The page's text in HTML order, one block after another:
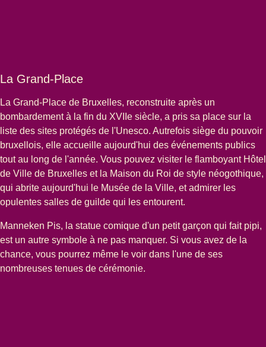
La Grand-Place
La Grand-Place de Bruxelles, reconstruite après un
bombardement à la fin du XVIIe siècle, a pris sa place sur la
liste des sites protégés de l'Unesco. Autrefois siège du pouvoir
bruxellois, elle accueille aujourd'hui des événements publics
tout au long de l'année. Vous pouvez visiter le flamboyant Hôtel
de Ville de Bruxelles et la Maison du Roi de style néogothique,
qui abrite aujourd'hui le Musée de la Ville, et admirer les
opulentes salles de guilde qui les entourent.
Manneken Pis, la statue comique d'un petit garçon qui fait pipi,
est un autre symbole à ne pas manquer. Si vous avez de la
chance, vous pourrez même le voir dans l'une de ses
nombreuses tenues de cérémonie.